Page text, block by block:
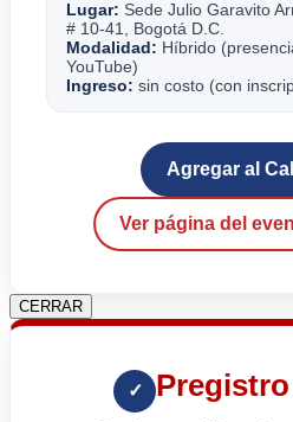
Lugar: Sede Julio Garavito
# 10-41, Bogotá D.C.
Modalidad: Híbrido
YouTube)
Ingreso: sin costo (con
Agregar al
Ver página del
CERRAR
✓